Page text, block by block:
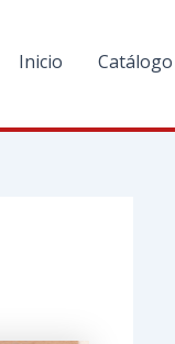
Inicio Catálogo